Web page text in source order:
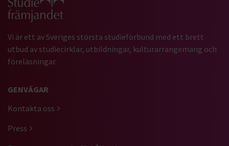
Vi är ett av Sveriges största studieförbund med ett brett
utbud av studiecirklar, utbildningar, kulturarrangemang och
föreläsningar.
GENVÄGAR
Kontakta oss
Press